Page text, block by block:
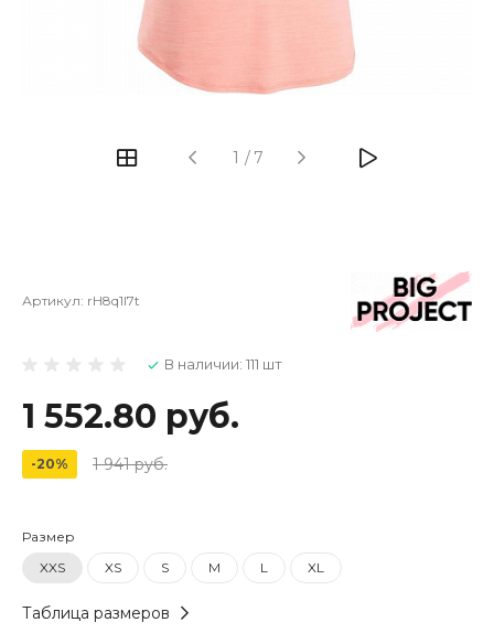
1 / 7
Артикул: rH8q1I7t
В наличии: 111 шт
1 552.80 руб.
-20% 1 941 руб.
Размер
XXS
XS S M L XL
Таблица размеров